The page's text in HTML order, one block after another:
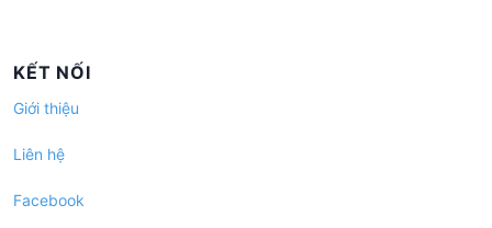
KẾT NỐI
Giới thiệu
Liên hệ
Facebook